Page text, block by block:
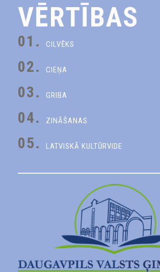
VĒRTĪBAS
01. CILVĒKS
02. CIEŅA
03. GRIBA
04. ZINĀŠANAS
05. LATVISKĀ KULTŪRVIDE